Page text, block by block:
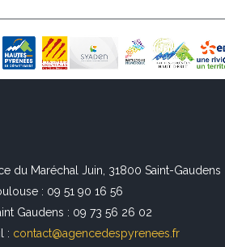
du Maréchal Juin, 31800 Saint-Gaudens
: 09 51 90 16 56
Gaudens : 09 73 56 26 02
: contact@agencedespyrenees.fr